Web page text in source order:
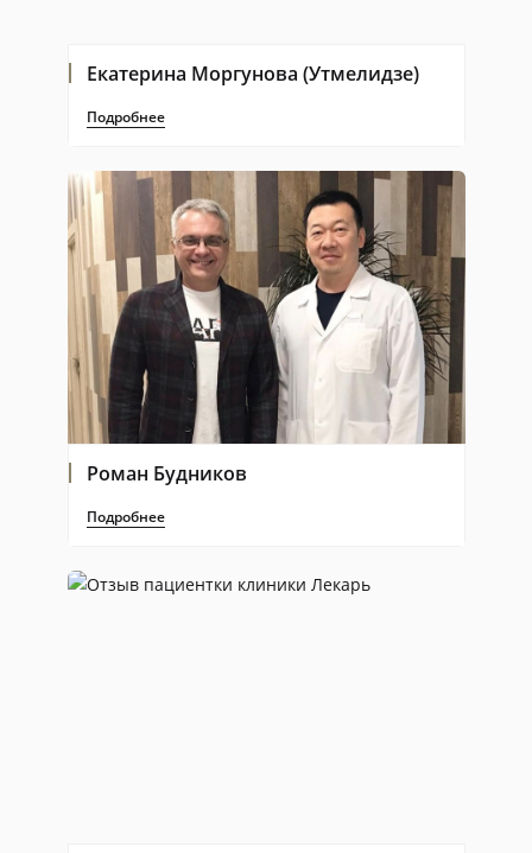
Екатерина Моргунова (Утмелидзе)
Подробнее
Роман Будников
Подробнее